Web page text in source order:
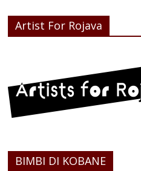
Artist For Rojava
BIMBI DI KOBANE